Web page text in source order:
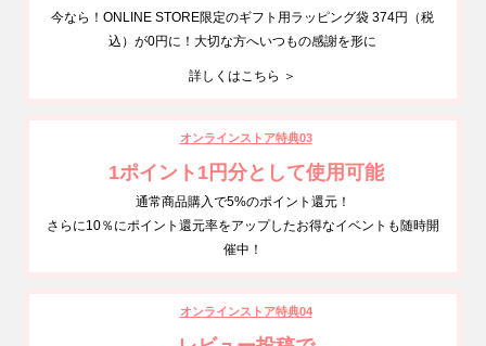
今なら！ONLINE STORE限定のギフト用ラッピング袋 374円（税
込）が0円に！大切な方へいつもの感謝を形に
詳しくはこちら ＞
オンラインストア特典03
1ポイント1円分として使用可能
通常商品購入で5%のポイント還元！
さらに10％にポイント還元率をアップしたお得なイベントも随時開
催中！
オンラインストア特典04